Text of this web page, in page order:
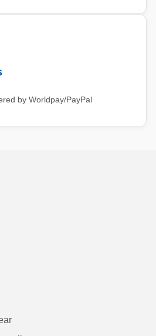
by Worldpay/PayPal